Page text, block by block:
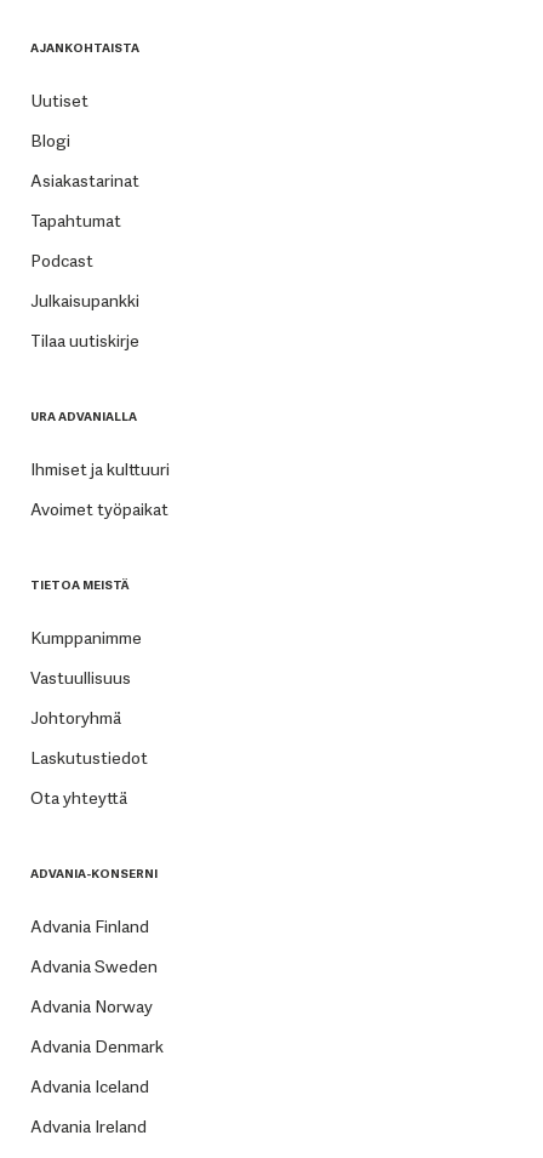
AJANKOHTAISTA
Uutiset
Blogi
Asiakastarinat
Tapahtumat
Podcast
Julkaisupankki
Tilaa uutiskirje
URA ADVANIALLA
Ihmiset ja kulttuuri
Avoimet työpaikat
TIETOA MEISTÄ
Kumppanimme
Vastuullisuus
Johtoryhmä
Laskutustiedot
Ota yhteyttä
ADVANIA-KONSERNI
Advania Finland
Advania Sweden
Advania Norway
Advania Denmark
Advania Iceland
Advania Ireland